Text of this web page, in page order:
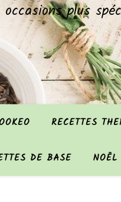
plus
RECETTES
DE BASE NOËL